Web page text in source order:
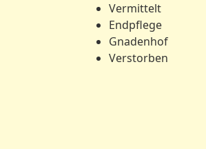
Vermittelt
Endpflege
Gnadenhof
Verstorben